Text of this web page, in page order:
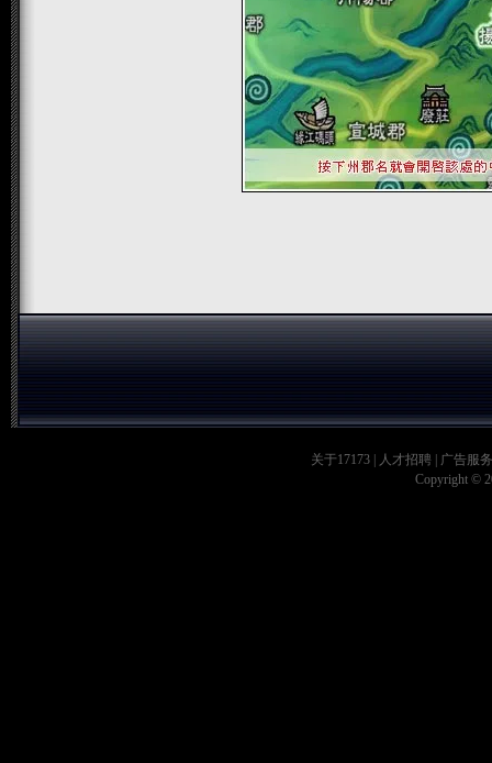
关于17173 人才招聘
广告服务
Copyright ©